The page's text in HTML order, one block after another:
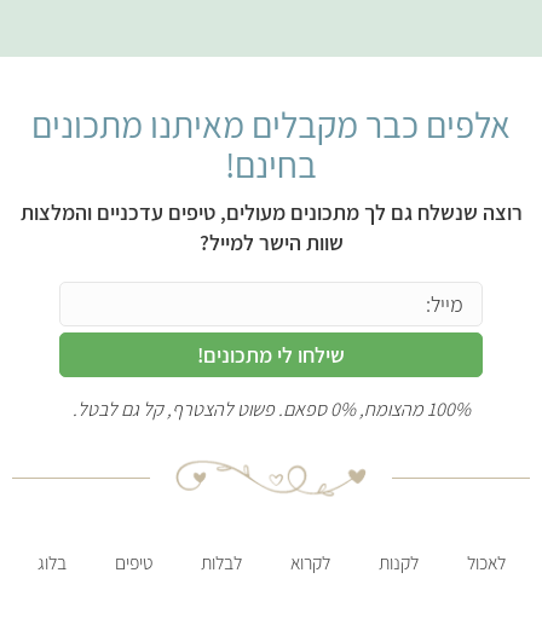
אלפים כבר מקבלים מאיתנו מתכונים
בחינם!
רוצה שנשלח גם לך מתכונים מעולים, טיפים עדכניים והמלצות
שוות הישר למייל?
שילחו לי מתכונים!
100% מהצומח, 0% ספאם. פשוט להצטרף, קל גם לבטל.
לאכול לקנות לקרוא לבלות טיפים בלוג